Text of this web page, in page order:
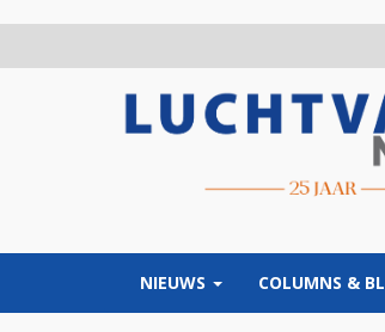
NIEUWS COLUMNS &